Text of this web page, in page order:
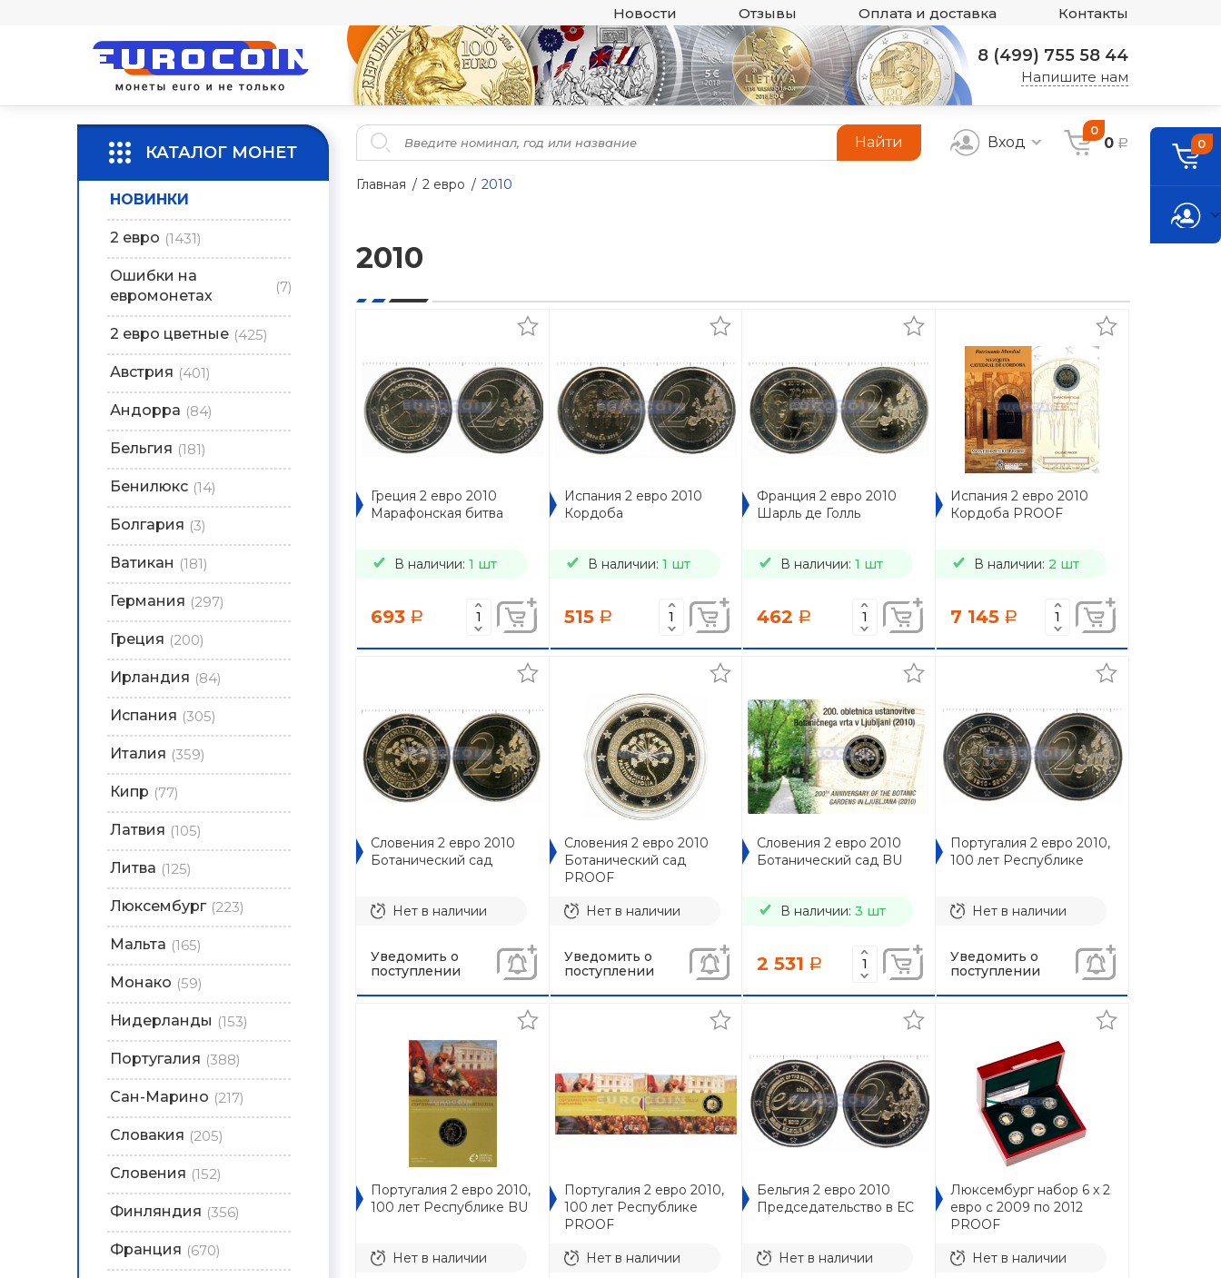
Новости Отзывы Оплата и доставка Контакты
8 (499) 755 58 44
Напишите нам
КАТАЛОГ МОНЕТ
НОВИНКИ
2 евро (1431)
Ошибки на
евромонетах
(7)
2 евро цветные (425)
Австрия (401)
Андорра (84)
Бельгия (181)
Бенилюкс (14)
Болгария (3)
Ватикан (181)
Германия (297)
Греция (200)
Ирландия (84)
Испания (305)
Италия (359)
Кипр (77)
Латвия (105)
Литва (125)
Люксембург (223)
Мальта (165)
Монако (59)
Нидерланды (153)
Португалия (388)
Сан-Марино (217)
Словакия (205)
Словения (152)
Финляндия (356)
Франция (670)
Найти Вход
0
0 a
Главная 2 евро 2010
2010
Греция 2 евро 2010
Марафонская битва
В наличии: 1 шт
693 a
Испания 2 евро 2010
Кордоба
В наличии: 1 шт
515 a
Франция 2 евро 2010
Шарль де Голль
В наличии: 1 шт
462 a
Испания 2 евро 2010
Кордоба PROOF
В наличии: 2 шт
7 145 a
Словения 2 евро 2010
Ботанический сад
Нет в наличии
Уведомить о
поступлении
Словения 2 евро 2010
Ботанический сад
PROOF
Нет в наличии
Уведомить о
поступлении
Словения 2 евро 2010
Ботанический сад BU
В наличии: 3 шт
2 531 a
Португалия 2 евро 2010,
100 лет Республике
Нет в наличии
Уведомить о
поступлении
Португалия 2 евро 2010,
100 лет Республике BU
Нет в наличии
Португалия 2 евро 2010,
100 лет Республике
PROOF
Нет в наличии
Бельгия 2 евро 2010
Председательство в ЕС
Нет в наличии
Люксембург набор 6 x 2
евро с 2009 по 2012
PROOF
Нет в наличии
0